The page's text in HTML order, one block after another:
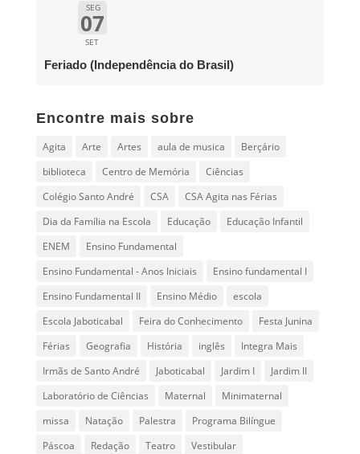
SEG
07
SET
Feriado (Independência do Brasil)
Encontre mais sobre
Agita Arte Artes aula de musica
Berçário
biblioteca
Centro de Memória
Ciências
Colégio Santo André
CSA
CSA Agita nas Férias
Dia da Família na Escola
Educação
Educação Infantil
ENEM
Ensino Fundamental
Ensino Fundamental - Anos Iniciais
Ensino fundamental I
Ensino Fundamental II
Ensino Médio
escola
Escola Jaboticabal
Feira do Conhecimento
Festa Junina
Férias
Geografia História inglês
Integra Mais
Irmãs de Santo André
Jaboticabal Jardim I
Jardim II
Laboratório de Ciências
Maternal
Minimaternal
missa
Natação Palestra
Programa Bilíngue
Páscoa
Redação Teatro
Vestibular